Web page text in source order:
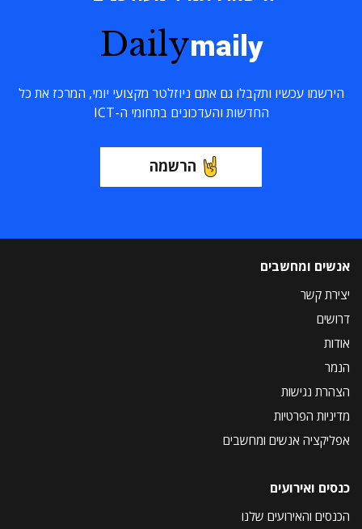
Dailymaily
הירשמו עכשיו ותקבלו גם אתם ניוזלטר מקצועי יומי, המרכז את כל
החדשות והעדכונים בתחומי ה-ICT
הרשמה
אנשים ומחשבים
יצירת קשר
דרושים
אודות
הנמר
הצהרת נגישות
מדיניות הפרטיות
אפליקציה אנשים ומחשבים
כנסים ואירועים
הכנסים והאירועים שלנו